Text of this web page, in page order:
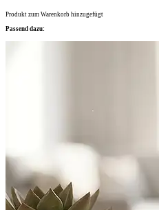
Produkt zum Warenkorb hinzugefügt
Passend dazu: